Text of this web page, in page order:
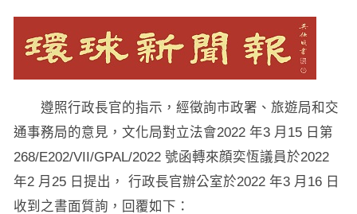
遵照行政長官的指示，經徵詢市政署、旅遊局和交
通事務局的意見，文化局對立法會2022 年3 月15 日第
268/E202/VII/GPAL/2022 號函轉來顔奕恆議員於2022
年2 月25 日提出， 行政長官辦公室於2022 年3 月16 日
收到之書面質詢，回覆如下：